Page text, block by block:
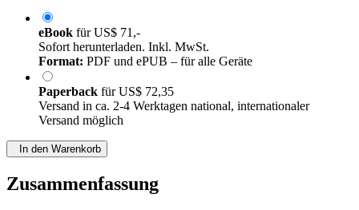
eBook fürUS$ 71,-
Sofort herunterladen. Inkl. MwSt.
Format: PDF und ePUB – für alle Geräte
Paperback fürUS$ 72,35
Versand in ca. 2-4 Werktagen national, internationaler
Versand möglich
In den Warenkorb
Zusammenfassung